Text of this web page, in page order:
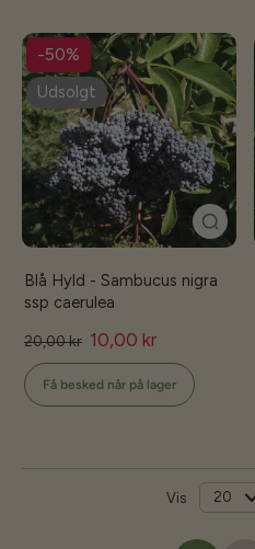
-50%
Udsolgt
Blå Hyld - Sambucus nigra
ssp caerulea
20,00 kr 10,00 kr
Få besked når på lager
Vis